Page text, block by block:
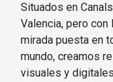
Situados en
Valencia, pero con
mirada puesta en
mundo, creamos
visuales y